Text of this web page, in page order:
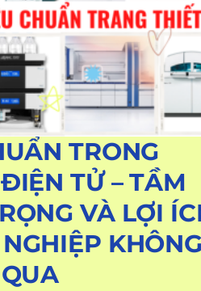
TRONG
TỬ – TẦM
VÀ LỢI
KHÔNG